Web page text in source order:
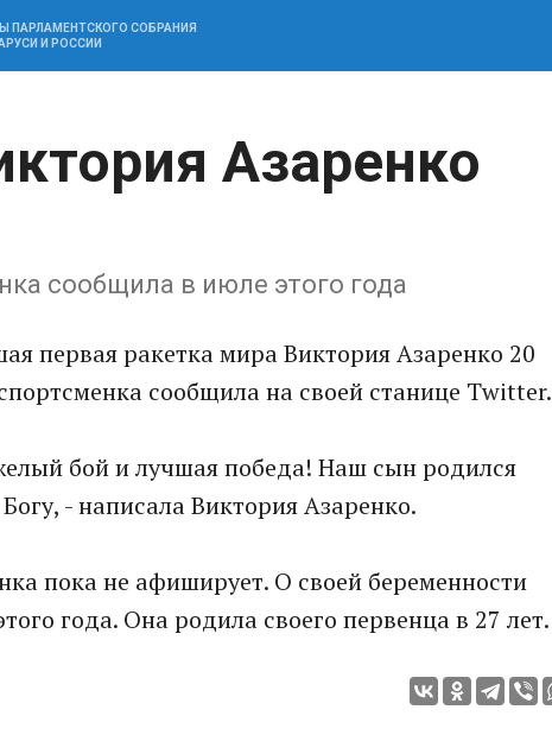
ПАРЛАМЕНТСКОГО СОБРАНИЯ
И РОССИИ
Азаренко
сообщила в июле этого года
первая ракетка мира Виктория Азаренко 20
сообщила на своей станице Twitter.
бой и лучшая победа! Наш сын родился
- написала Виктория Азаренко.
пока не афиширует. О своей беременности
года. Она родила своего первенца в 27 лет.